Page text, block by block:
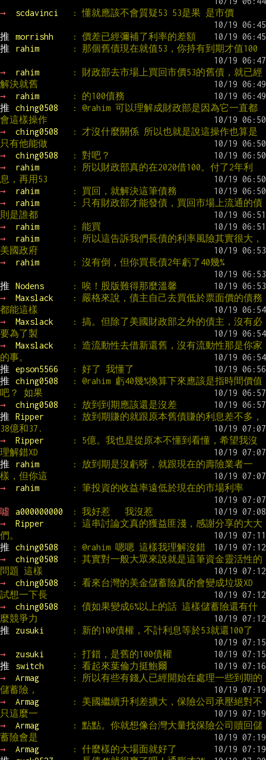
→ scdavinci : 懂就應該不會質疑53 53是果 是市價
推 morrishh
: 價差已經彌補了利率的差額
推
rahim : 那個舊債現在就值53，你持有到期才值100
→ rahim
: 財政部去市場上買回市價53的舊債，就已經
解決就舊
→
rahim
: 的100債務
推
ching0508
: @rahim 可以理解成財政部是因為它一直都
會這樣操作
→
ching0508
: 才沒什麼關係 所以也就是說這操作也算是
只有他能做
→
ching0508
: 對吧？
→
rahim
: 所以財政部真的在2020借100。付了2年利
息，再用53
→
rahim
: 買回，就解決這筆債務
→
rahim
: 只有財政部才能發債，買回市場上流通的債
則是誰都
→
rahim
: 能買
→
rahim
: 所以這告訴我們長債的利率風險其實很大，
美國政府
→
rahim : 沒有倒，但你買長債2年虧了40幾%
推 Nodens
: 唉！股版難得那麼溫馨
→
Maxslack
: 嚴格來說，債主自己去買低於票面價的債務
都能這樣
→
Maxslack
: 搞。但除了美國財政部之外的債主，沒有必
要為了製
→
Maxslack
: 造流動性去借新還舊，沒有流動性那是你家
的事。
推
epson5566
: 好了 我懂了
推
ching0508
: @rahim 虧40幾%換算下來應該是指時間價值
吧？ 如果
→
ching0508
: 放到到期應該還是沒差
推
Ripper
: 放到期賺的就跟原本舊債賺的利息差不多，
38億和37.
→
Ripper
: 5億。我也是從原本不懂到看懂，希望我沒
理解錯XD
推
rahim
: 放到期是沒虧呀，就跟現在的壽險業者一
樣，但你這
→
rahim : 筆投資的收益率遠低於現在的市場利率
噓 a000000000
: 我好惹   我沒惹
→
Ripper
: 這串討論文真的獲益匪淺，感謝分享的大大
們。
推
ching0508
: @rahim 嗯嗯 這樣我理解沒錯
→
ching0508
: 其實對一般大眾來說就是這筆資金靈活性的
問題 這樣
→
ching0508
: 看來台灣的美金儲蓄險真的會變成垃圾XD
試想一下長
→
ching0508
: 債如果變成6%以上的話 這樣儲蓄險還有什
麼競爭力
推
zusuki : 新的100債權，不計利息等於53就還100了
→ zusuki
: 打錯，是舊的100債權
推
switch
: 看起來葉倫力挺鮑爾
→
Armag
: 所以有些有錢人已經開始在處理一些到期的
儲蓄險，
→
Armag
: 美國繼續升利差擴大，保險公司承壓絕對不
只這麼一
→
Armag
: 點點。你就想像台灣大量找保險公司贖回儲
蓄險會是
→
Armag
: 什麼樣的大場面就好了